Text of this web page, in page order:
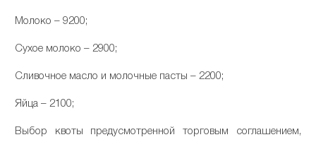
Молоко – 9200;
Сухое молоко – 2900;
Сливочное масло и молочные пасты – 2200;
Яйца – 2100;
Выбор квоты предусмотренной торговым соглашением,